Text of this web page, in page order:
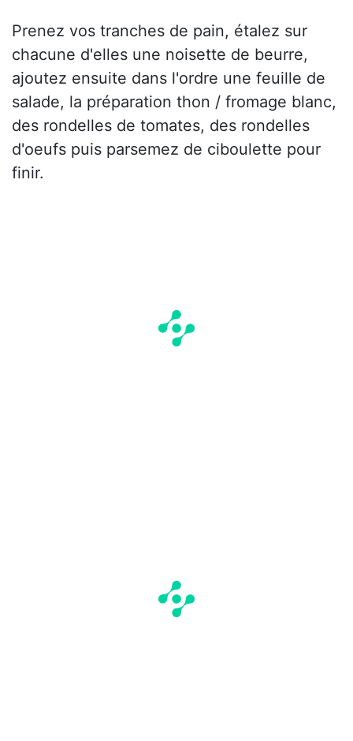
Prenez vos tranches de pain, étalez sur
chacune d'elles une noisette de beurre,
ajoutez ensuite dans l'ordre une feuille de
salade, la préparation thon / fromage blanc,
des rondelles de tomates, des rondelles
d'oeufs puis parsemez de ciboulette pour
finir.